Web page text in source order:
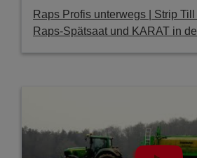
Raps Profis unterwegs | Strip
Raps-Spätsaat und KARAT in